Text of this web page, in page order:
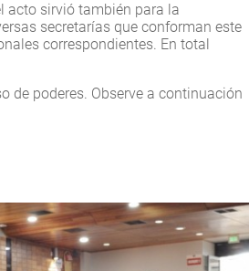
acto sirvió también para la
secretarías que conforman este
correspondientes. En total
de poderes. Observe a continuación